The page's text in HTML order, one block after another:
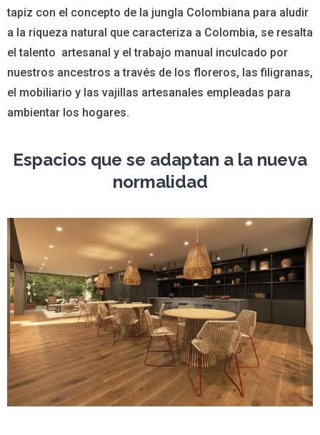
tapiz con el concepto de la jungla Colombiana para aludir
a la riqueza natural que caracteriza a Colombia, se resalta
el talento artesanal y el trabajo manual inculcado por
nuestros ancestros a través de los floreros, las filigranas,
el mobiliario y las vajillas artesanales empleadas para
ambientar los hogares.
Espacios que se adaptan a la nueva
normalidad